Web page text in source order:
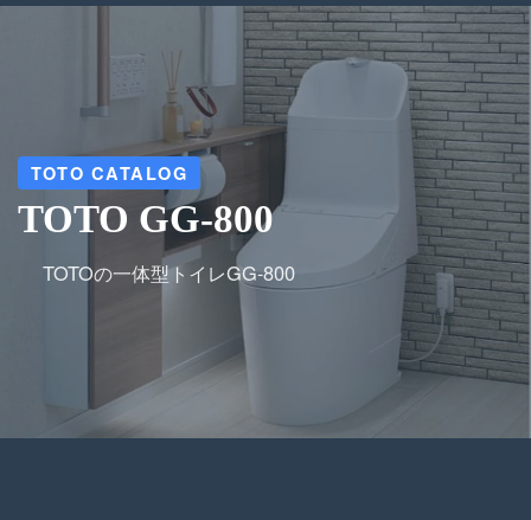
TOTO CATALOG
TOTO GG-800
TOTOの一体型トイレGG-800